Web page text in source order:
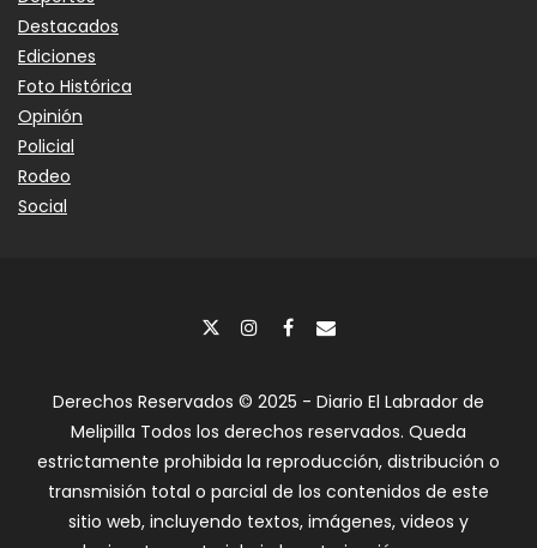
Destacados
Ediciones
Foto Histórica
Opinión
Policial
Rodeo
Social
Derechos Reservados © 2025 - Diario El Labrador de
Melipilla Todos los derechos reservados. Queda
estrictamente prohibida la reproducción, distribución o
transmisión total o parcial de los contenidos de este
sitio web, incluyendo textos, imágenes, videos y